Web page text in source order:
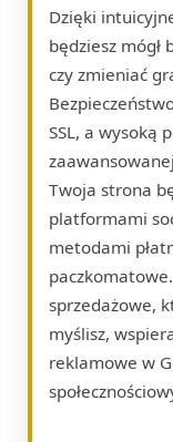
Dzięki
będziesz mógł
czy zmieniać
SSL, a wysoką
Twoja strona
platformami
metodami
sprzedażowe,
myślisz,
reklamowe w